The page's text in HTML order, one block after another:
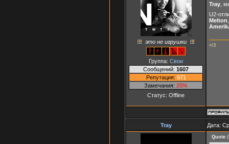
это не игрушки
Группа: Свои
Сообщений: 1607
Репутация: 971
Замечания: 20%
Статус: Offline
Tray ,
U2-
Melton
</3
Tray Дата:
Quote (